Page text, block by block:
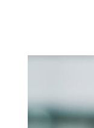
Om
Kontakt